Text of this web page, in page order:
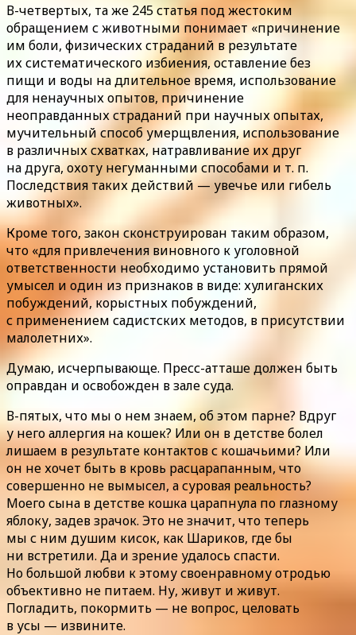
В-четвертых, та же 245 статья под жестоким
обращением с животными понимает «причинение
им боли, физических страданий в результате
их систематического избиения, оставление без
пищи и воды на длительное время, использование
для ненаучных опытов, причинение
неоправданных страданий при научных опытах,
мучительный способ умерщвления, использование
в различных схватках, натравливание их друг
на друга, охоту негуманными способами и т. п.
Последствия таких действий — увечье или гибель
животных».
Кроме того, закон сконструирован таким образом,
что «для привлечения виновного к уголовной
ответственности необходимо установить прямой
умысел и один из признаков в виде: хулиганских
побуждений, корыстных побуждений,
с применением садистских методов, в присутствии
малолетних».
Думаю, исчерпывающе. Пресс-атташе должен быть
оправдан и освобожден в зале суда.
В-пятых, что мы о нем знаем, об этом парне? Вдруг
у него аллергия на кошек? Или он в детстве болел
лишаем в результате контактов с кошачьими? Или
он не хочет быть в кровь расцарапанным, что
совершенно не вымысел, а суровая реальность?
Моего сына в детстве кошка царапнула по глазному
яблоку, задев зрачок. Это не значит, что теперь
мы с ним душим кисок, как Шариков, где бы
ни встретили. Да и зрение удалось спасти.
Но большой любви к этому своенравному отродью
объективно не питаем. Ну, живут и живут.
Погладить, покормить — не вопрос, целовать
в усы — извините.